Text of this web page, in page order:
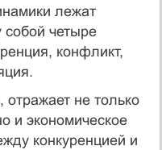
лежат
че­тыре
конфликт,
не только
и экономическое
конкуренцией и